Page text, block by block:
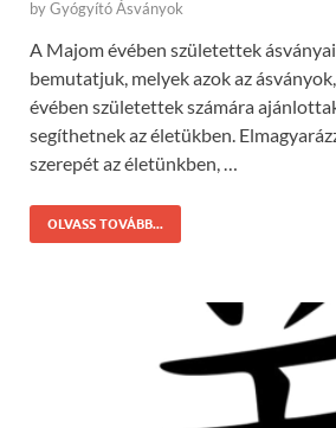
byGyógyító Ásványok
A Majom évében születettek
bemutatjuk, melyek azok az
évében születettek számára
segíthetnek az életükben.
szerepét az életünkben, …
OLVASS TOVÁBB...